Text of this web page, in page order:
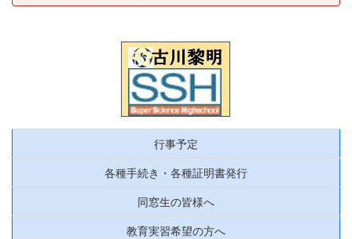
行事予定
各種手続き・各種証明書発行
同窓生の皆様へ
教育実習希望の方へ